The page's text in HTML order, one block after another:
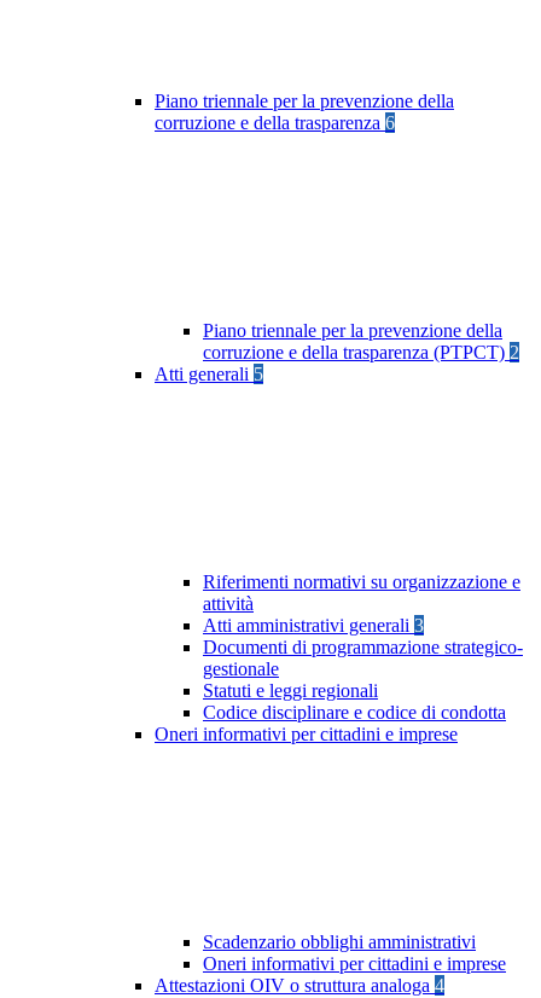
Piano triennale per la prevenzione della
corruzione e della trasparenza 6
Piano triennale per la prevenzione della
corruzione e della trasparenza (PTPCT) 2
Atti generali 5
Riferimenti normativi su organizzazione e
attività
Atti amministrativi generali 3
Documenti di programmazione strategico-
gestionale
Statuti e leggi regionali
Codice disciplinare e codice di condotta
Oneri informativi per cittadini e imprese
Scadenzario obblighi amministrativi
Oneri informativi per cittadini e imprese
Attestazioni OIV o struttura analoga 4